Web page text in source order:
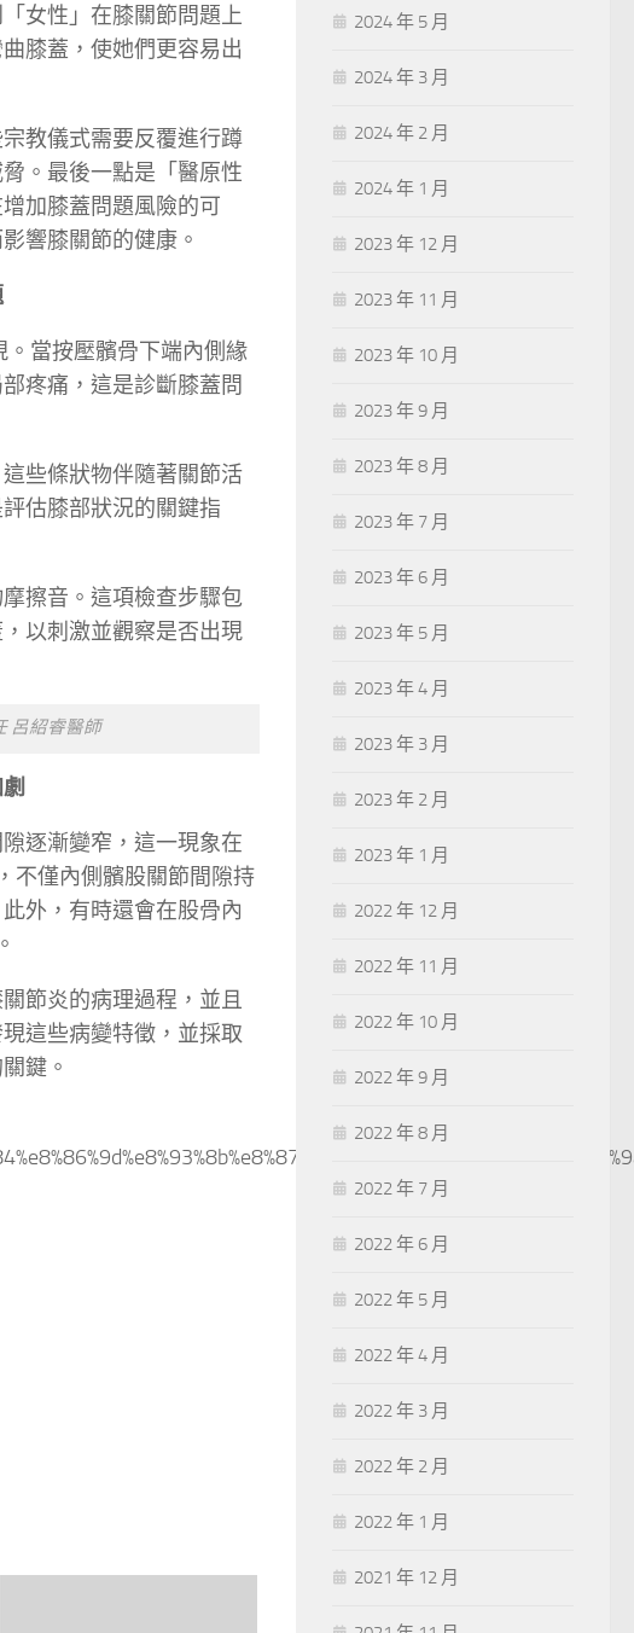
女性」在膝關節問題上
膝蓋，使她們更容易出
教儀式需要反覆進行蹲
。最後一點是「醫原性
加膝蓋問題風險的可
響膝關節的健康。
當按壓髕骨下端內側緣
疼痛，這是診斷膝蓋問
些條狀物伴隨著關節活
估膝部狀況的關鍵指
擦音。這項檢查步驟包
以刺激並觀察是否出現
呂紹睿醫師
逐漸變窄，這一現象在
不僅內側髕股關節間隙持
外，有時還會在股骨內
節炎的病理過程，並且
這些病變特徵，並採取
鍵。
2024 年 5 月
2024 年 3 月
2024 年 2 月
2024 年 1 月
2023 年 12 月
2023 年 11 月
2023 年 10 月
2023 年 9 月
2023 年 8 月
2023 年 7 月
2023 年 6 月
2023 年 5 月
2023 年 4 月
2023 年 3 月
2023 年 2 月
2023 年 1 月
2022 年 12 月
2022 年 11 月
2022 年 10 月
2022 年 9 月
2022 年 8 月
2022 年 7 月
2022 年 6 月
2022 年 5 月
2022 年 4 月
2022 年 3 月
2022 年 2 月
2022 年 1 月
2021 年 12 月